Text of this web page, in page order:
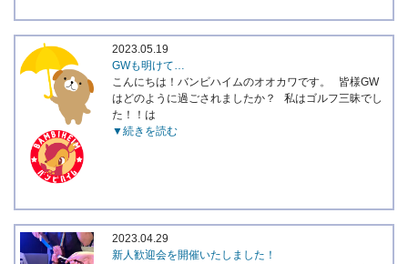
2023.05.19
GWも明けて…
こんにちは！バンビハイムのオオカワです。 皆様GW
はどのように過ごされましたか？ 私はゴルフ三昧でし
た！！は
▼続きを読む
2023.04.29
新人歓迎会を開催いたしました！